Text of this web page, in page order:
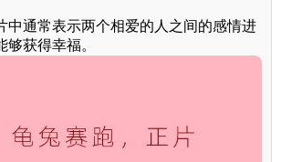
中通常表示两个相爱的人之间的感情进
够获得幸福。